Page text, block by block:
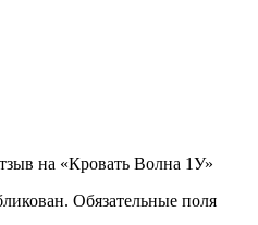
на «Кровать Волна 1У»
Обязательные поля